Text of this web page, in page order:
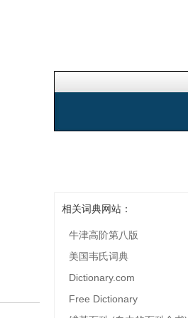
相关词典网站：
牛津高阶第八版
美国韦氏词典
Dictionary.com
Free Dictionary